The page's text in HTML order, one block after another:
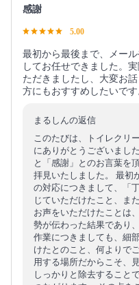
感謝
5.00
最初から最後まで、メー
してお任せできました。
ただきましたし、大変お
方にもおすすめしたいです
まるしんの返信
このたびは、トイレクリ
にありがとうございまし
と「感謝」とのお言葉を
拝見いたしました。 最初
の対応につきまして、「
じていただけたこと、ま
お声をいただけたことは
勢が伝わった結果であり
作業につきましても、細
けたとのこと、何よりで
用する場所だからこそ、
しっかりと除去すること